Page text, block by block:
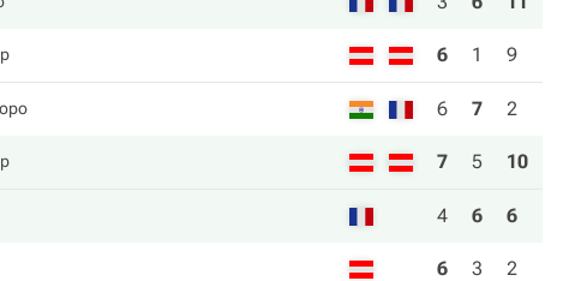
6 1 9
6 7 2
7 5 10
4 6 6
6 3 2